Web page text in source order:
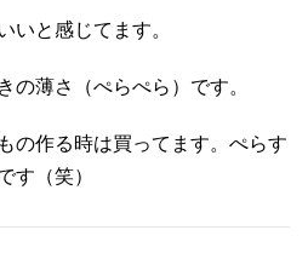
いと感じてます。
の薄さ（ぺらぺら）です。
の作る時は買ってます。ぺらす
す（笑）